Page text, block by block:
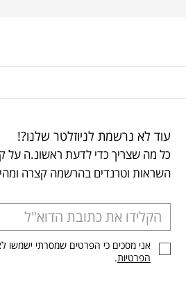
עוד לא נרשמת לניוזלטר שלנו?!
כל מה שצריך כדי לדעת ראשונ.ה על
השראות וטרנדים בהרשמה קצרה
אני מסכים כי הפרטים שמסרתי ישמשו
הפרטיות.